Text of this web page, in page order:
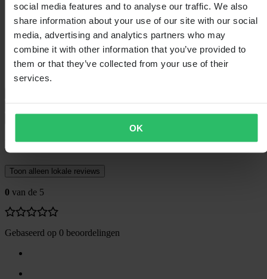
social media features and to analyse our traffic. We also
share information about your use of our site with our social
media, advertising and analytics partners who may
combine it with other information that you’ve provided to
them or that they’ve collected from your use of their
services.
OK
CertificeringNone
Verpakkingslengte228
Artikelnummer van fabrikant
Verpakkingsgewicht105
IsolatieNee
Hoogte Verpakking30
Verpakkingsbreedte
Klantenbeoordelingen (0)
Toon alleen lokale reviews
0 van de 5
Gebaseerd op 0 beoordelingen